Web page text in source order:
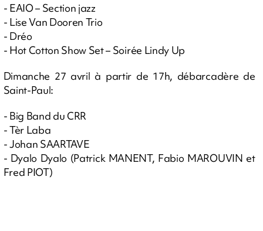
- EAIO – Section jazz
- Lise Van Dooren Trio
- Dréo
- Hot Cotton Show Set – Soirée Lindy Up
Dimanche 27 avril à partir de 17h, débarcadère de
Saint-Paul:
- Big Band du CRR
- Tèr Laba
- Johan SAARTAVE
- Dyalo Dyalo (Patrick MANENT, Fabio MAROUVIN et
Fred PIOT)